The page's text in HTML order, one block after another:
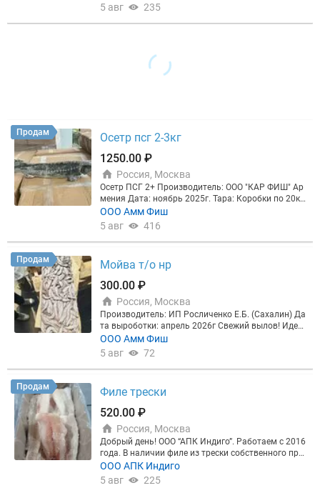
б/н с НДС (10%)
5 авг 235
Продам
Осетр псг 2-3кг
1250.00 ₽
Россия, Москва
Осетр ПСГ 2+ Производитель: ООО "КАР ФИШ" Ар
мения Дата: ноябрь 2025г. Тара: Коробки по 20кг
Качество: Идеальное! Любой вид переработки! Ск
лад: Москва
ООО Амм Фиш
5 авг
416
Продам
Мойва т/о нр
300.00 ₽
Россия, Москва
Производитель: ИП Росличенко Е.Б. (Сахалин) Да
та выроботки: апрель 2026г Свежий вылов! Идеа
льно промыта! Крупная! ВСД Полный б/н с НДС
(10%)
ООО Амм Фиш
5 авг
72
Продам
Филе трески
520.00 ₽
Россия, Москва
Добрый день! ООО “АПК Индиго”. Работаем с 2016
года. В наличии филе из трески собственного про
изводства. Стоимость 520р./кг (С НДС). Отгружае
м коробами по 3кг/5кг. Так же в продаже имеют
ООО АПК Индиго
5 авг
225